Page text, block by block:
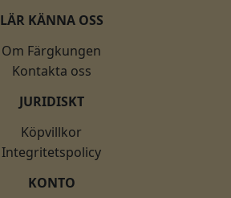
LÄR KÄNNA OSS
Om Färgkungen
Kontakta oss
JURIDISKT
Köpvillkor
Integritetspolicy
KONTO